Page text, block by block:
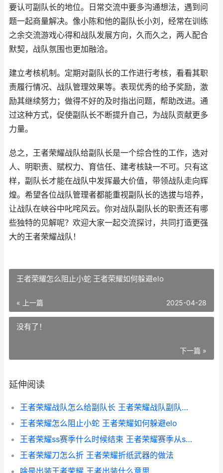
要认可副队长的地位。日常交流中要多沟通想法，遇到问
题一起商量解决。像小陈和他的副队长小刘，经常在训练
之余交流游戏心得和战队发展方向，久而久之，两人配合
默契，战队氛围也更加融洽。
建立考核机制。定期对副队长的工作进行考核，看看其职
责履行情况、战队管理效果等。表现优秀的给予奖励，激
励其继续努力；做得不好的及时指出问题，帮助改进。通
过这种方式，促使副队长不断提升自己，为战队贡献更多
力量。
总之，王者荣耀战队给副队长是一个综合性的工作，选对
人、明职责、赋权力、育信任、建考核缺一不可。只有这
样，副队长才能在战队中发挥最大价值，带领战队走向辉
煌。希望各位战队管理者都能重视副队长的选拔与培养，
让战队在峡谷中叱咤风云。你对战队副队长的职责还有哪
些独特的见解呢？欢迎大家一起交流探讨，共同打造更强
大的王者荣耀战队！
王者荣耀怎么阻止小蛇 王者荣耀如何躲避elo
« 上一篇 2025-04-28
没有了！
下一篇 »
延伸阅读
王者荣耀战队怎么给副队长 王者荣耀战队副队长怎么转让
王者荣耀怎么阻止小蛇 王者荣耀如何躲避elo
王者荣耀ss赛季什么时候结束 王者荣耀赛季从s几开始的
王者荣耀刀怎么折 王者荣耀折纸武器的做法
啥是出装王者荣耀 王者出装什么意思